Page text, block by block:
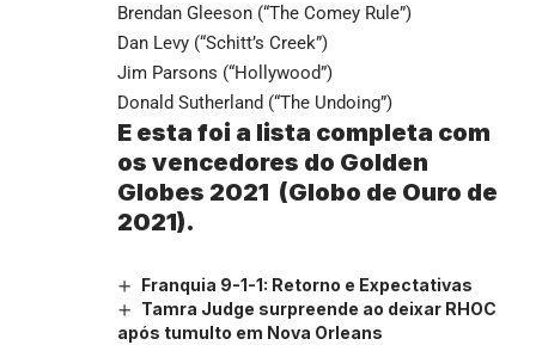
Brendan Gleeson (“The Comey Rule”)
Dan Levy (“Schitt’s Creek”)
Jim Parsons (“Hollywood”)
Donald Sutherland (“The Undoing”)
E esta foi a lista completa com
os vencedores do Golden
Globes 2021 (Globo de Ouro de
2021).
Franquia 9-1-1: Retorno e Expectativas
Tamra Judge surpreende ao deixar RHOC
após tumulto em Nova Orleans